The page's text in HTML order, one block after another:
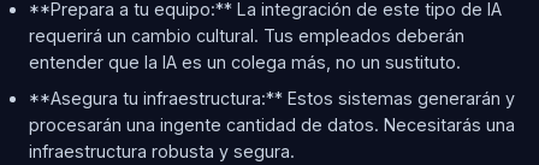
**Prepara a tu equipo:** La integración de este tipo de IA
requerirá un cambio cultural. Tus empleados deberán
entender que la IA es un colega más, no un sustituto.
**Asegura tu infraestructura:** Estos sistemas generarán y
procesarán una ingente cantidad de datos. Necesitarás una
infraestructura robusta y segura.